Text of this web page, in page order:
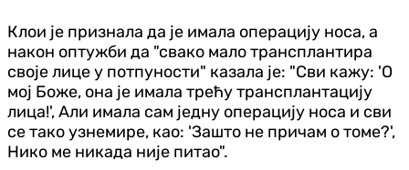
Клои је признала да је имала операцију носа, а
након оптужби да "свако мало трансплантира
своје лице у потпуности" казала је: "Сви кажу: 'О
мој Боже, она је имала трећу трансплантацију
лица!', Али имала сам једну операцију носа и сви
се тако узнемире, као: 'Зашто не причам о томе?',
Нико ме никада није питао".